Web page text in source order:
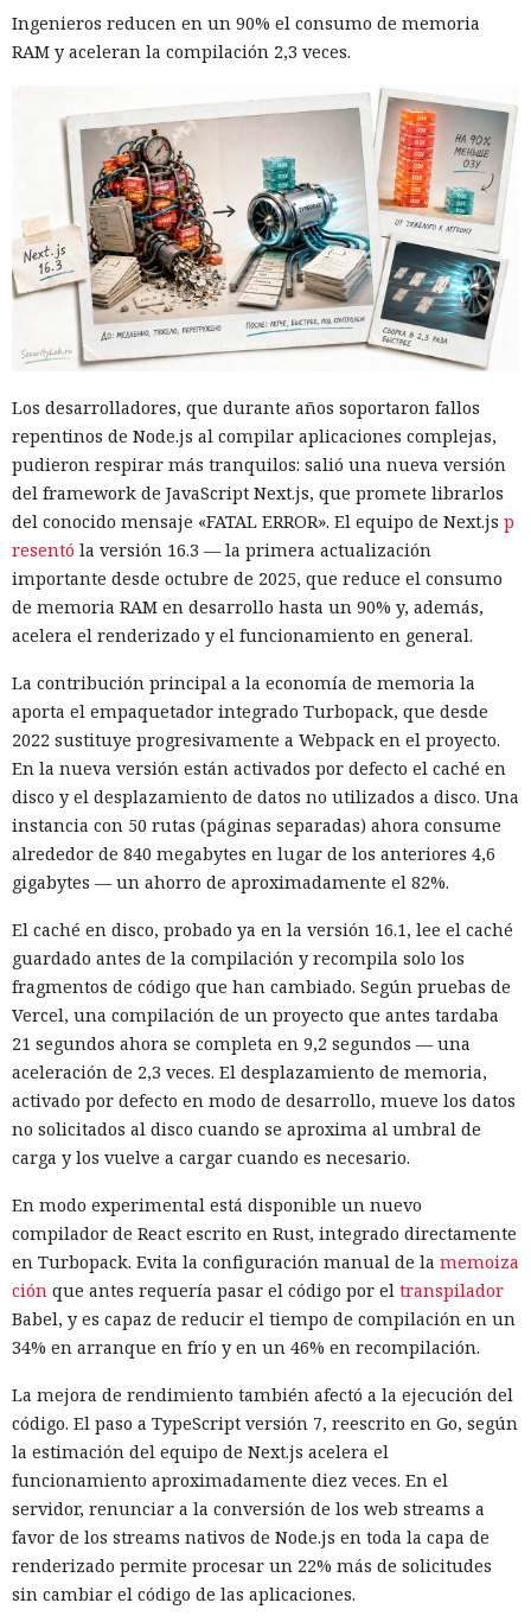
Las sanciones y restricciones contra las empresas
tecnológicas chinas por parte de las autoridades
estadounidenses hace tiempo que son noticia habitual —
ahora un escenario similarse está desarrollandoen sentido
inverso. La Administración del Ciberespacio de China
anunció el inicio de una revisión de los productos de la
estadounidense Palo Alto Networks que se venden en el
territorio del país, citando riesgos para la infraestructura
informática crítica y la seguridad nacional.
El regulador no nombró productos concretos de la compañía
sujetos a revisión, no reveló la naturaleza de posibles
vulnerabilidades ni precisó qué medidas podrían seguir en
caso de detectarse incumplimientos.
La decisión se produjo en medio del empeoramiento de las
disputas comerciales y tecnológicas entre Pekín y
alcanzada en las últimas cumbres bilaterales. El día
anterior, el Ministerio de Comercio de China anunció
nuevas restricciones contra empresas estadounidenses y la
exportación de drones a EE. UU., calificándolas como
respuesta a las recientes medidas de Washington contra el
acceso de empresas chinas al mercado estadounidense. El
regulador no precisó si estas acciones están relacionadas
con la revisión a Palo Alto.
La presión sobre la compañía no es nueva: ya en enero se
recomendó a las organizaciones chinas que renunciaran al
software de más de una decena de desarrolladores
estadounidenses e israelíes de soluciones de
ciberseguridad, incluida Palo Alto Networks. Esta última,
por cierto, se especializa en protección de redes y en la
nube, y tiene oficinas en Pekín, Shanghái, Cantón,
Shenzhen y Macao.
chips de memoria Micron Technology. En 2023, la
Administración del Ciberespacio de China determinó que
los productos de la compañía no superaron la revisión y
prohibió a los operadores de infraestructura crítica del país
su adquisición. Como resultado, Micron no pudo restablecer
su negocio y en otoño de 2025 suspendió por completo las
entregas de chips para servidores a los centros de datos
chinos, conservando ventas solo en los sectores automotriz
y móvil.
Así, el enfrentamiento tecnológico entre ambos países hace
tiempo que ha superado el marco de aranceles recíprocos y
restricciones a la exportación — ahora están en la mira
empresas concretas y su reputación en mercados
extranjeros. En estas condiciones, los negocios se convierten
Ingenieros reducen en un 90% el consumo de memoria
RAM y aceleran la compilación 2,3 veces.
Los desarrolladores, que durante años soportaron fallos
repentinos de Node.js al compilar aplicaciones complejas,
pudieron respirar más tranquilos: salió una nueva versión
del framework de JavaScript Next.js, que promete librarlos
del conocido mensaje «FATAL ERROR». El equipo de Next.js p
resentó la versión 16.3 — la primera actualización
importante desde octubre de 2025, que reduce el consumo
de memoria RAM en desarrollo hasta un 90% y, además,
acelera el renderizado y el funcionamiento en general.
La contribución principal a la economía de memoria la
aporta el empaquetador integrado Turbopack, que desde
2022 sustituye progresivamente a Webpack en el proyecto.
En la nueva versión están activados por defecto el caché en
disco y el desplazamiento de datos no utilizados a disco. Una
instancia con 50 rutas (páginas separadas) ahora consume
alrededor de 840 megabytes en lugar de los anteriores 4,6
gigabytes — un ahorro de aproximadamente el 82%.
El caché en disco, probado ya en la versión 16.1, lee el caché
guardado antes de la compilación y recompila solo los
fragmentos de código que han cambiado. Según pruebas de
Vercel, una compilación de un proyecto que antes tardaba
21 segundos ahora se completa en 9,2 segundos — una
aceleración de 2,3 veces. El desplazamiento de memoria,
activado por defecto en modo de desarrollo, mueve los datos
no solicitados al disco cuando se aproxima al umbral de
carga y los vuelve a cargar cuando es necesario.
En modo experimental está disponible un nuevo
compilador de React escrito en Rust, integrado directamente
en Turbopack. Evita la configuración manual de la memoiza
ción que antes requería pasar el código por el transpilador
Babel, y es capaz de reducir el tiempo de compilación en un
34% en arranque en frío y en un 46% en recompilación.
La mejora de rendimiento también afectó a la ejecución del
código. El paso a TypeScript versión 7, reescrito en Go, según
la estimación del equipo de Next.js acelera el
funcionamiento aproximadamente diez veces. En el
servidor, renunciar a la conversión de los web streams a
favor de los streams nativos de Node.js en toda la capa de
renderizado permite procesar un 22% más de solicitudes
sin cambiar el código de las aplicaciones.